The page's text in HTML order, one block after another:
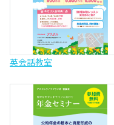
英会話教室